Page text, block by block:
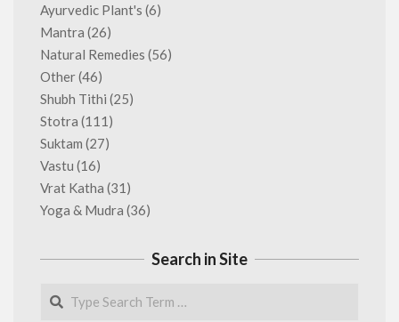
Ayurvedic Plant's (6)
Mantra (26)
Natural Remedies (56)
Other(46)
Shubh Tithi (25)
Stotra (111)
Suktam (27)
Vastu (16)
Vrat Katha (31)
Yoga & Mudra (36)
Search in Site
Search